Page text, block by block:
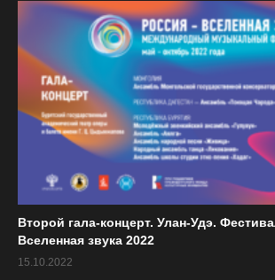
Второй гала-концерт. Улан-Удэ.
Вселенная звука 2022
15.10.2022